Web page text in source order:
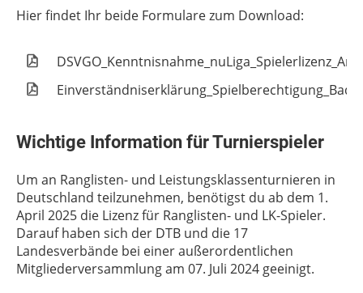
Hier findet Ihr beide Formulare zum Download:
Wichtige Information für Turnierspieler
Um an Ranglisten- und Leistungsklassenturnieren in
Deutschland teilzunehmen, benötigst du ab dem 1.
April 2025 die Lizenz für Ranglisten- und LK-Spieler.
Darauf haben sich der DTB und die 17
Landesverbände bei einer außerordentlichen
Mitgliederversammlung am 07. Juli 2024 geeinigt.